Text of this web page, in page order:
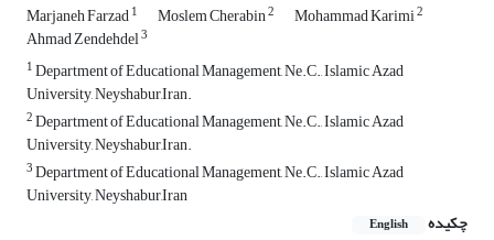
Marjaneh Farzad1 Moslem Cherabin2 Mohammad Karimi2
Ahmad Zendehdel3
1Department of Educational Management, Ne.C., Islamic Azad
University, Neyshabur,Iran.
2Department of Educational Management, Ne.C., Islamic Azad
University, Neyshabur,Iran.
3Department of Educational Management, Ne.C., Islamic Azad
University, Neyshabur,Iran
چکیده
English